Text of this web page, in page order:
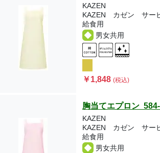
KAZEN
KAZEN カゼン サー
給食用
男女共用
￥1,848(税込)
胸当てエプロン
KAZEN
KAZEN カゼン サー
給食用
男女共用